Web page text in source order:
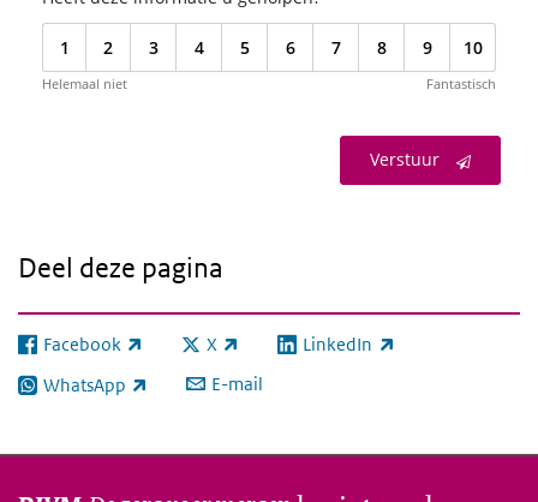
1 2 3 4 5 6 7 8 9 10
Helemaal niet Fantastisch
Verstuur
Deel deze pagina
Facebook
(externe link) X
(externe link) LinkedIn
(externe link)
WhatsApp
(externe link) E-mail